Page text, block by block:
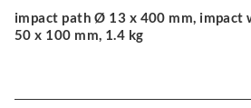
impact path Ø 13 x 400 mm, impact
50 x 100 mm, 1.4 kg